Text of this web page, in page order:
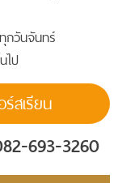
กวันจันทร์
ไป
สเรียน
693-3260